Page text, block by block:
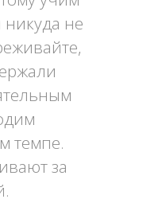
не
темпе.
за